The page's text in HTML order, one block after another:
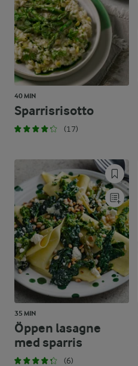
40 MIN
Sparrisrisotto
(17)
35 MIN
Öppen lasagne
med sparris
(6)